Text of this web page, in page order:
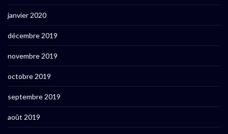
janvier 2020
décembre 2019
novembre 2019
octobre 2019
septembre 2019
août 2019